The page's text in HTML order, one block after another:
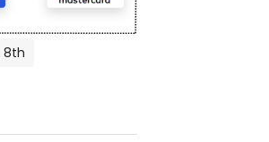
8th